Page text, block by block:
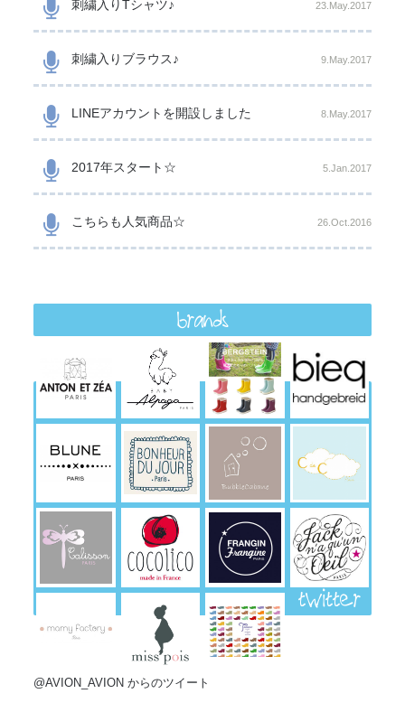
刺繍入りTシャツ♪ 23.May.2017
刺繍入りブラウス♪ 9.May.2017
LINEアカウントを開設しました 8.May.2017
2017年スタート☆ 5.Jan.2017
こちらも人気商品☆ 26.Oct.2016
brands
twitter
@AVION_AVION からのツイート